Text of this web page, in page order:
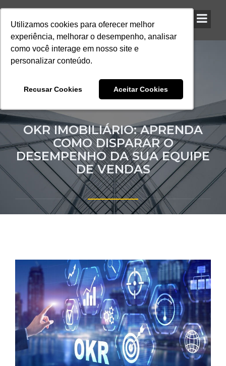
Utilizamos cookies para oferecer melhor
experiência, melhorar o desempenho, analisar
como você interage em nosso site e
personalizar conteúdo.
Recusar Cookies Aceitar Cookies
Utilizamos cookies para oferecer melhor
experiência, melhorar o desempenho, analisar
como você interage em nosso site e
personalizar conteúdo.
Recusar Cookies Aceitar Cookies
Utilizamos cookies para oferecer melhor
experiência, melhorar o desempenho, analisar
como você interage em nosso site e
personalizar conteúdo.
Recusar Cookies Aceitar Cookies
OKR IMOBILIÁRIO: APRENDA
COMO DISPARAR O
DESEMPENHO DA SUA EQUIPE
DE VENDAS